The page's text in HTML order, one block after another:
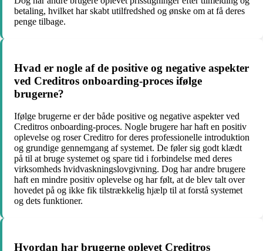
betaling, hvilket har skabt utilfredshed og ønske om at få deres
penge tilbage.
Hvad er nogle af de positive og negative aspekter
ved Creditros onboarding-proces ifølge
brugerne?
Ifølge brugerne er der både positive og negative aspekter ved
Creditros onboarding-proces. Nogle brugere har haft en positiv
oplevelse og roser Creditro for deres professionelle introduktion
og grundige gennemgang af systemet. De føler sig godt klædt
på til at bruge systemet og spare tid i forbindelse med deres
virksomheds hvidvaskningslovgivning. Dog har andre brugere
haft en mindre positiv oplevelse og har følt, at de blev talt over
hovedet på og ikke fik tilstrækkelig hjælp til at forstå systemet
og dets funktioner.
Hvordan har brugerne oplevet Creditros